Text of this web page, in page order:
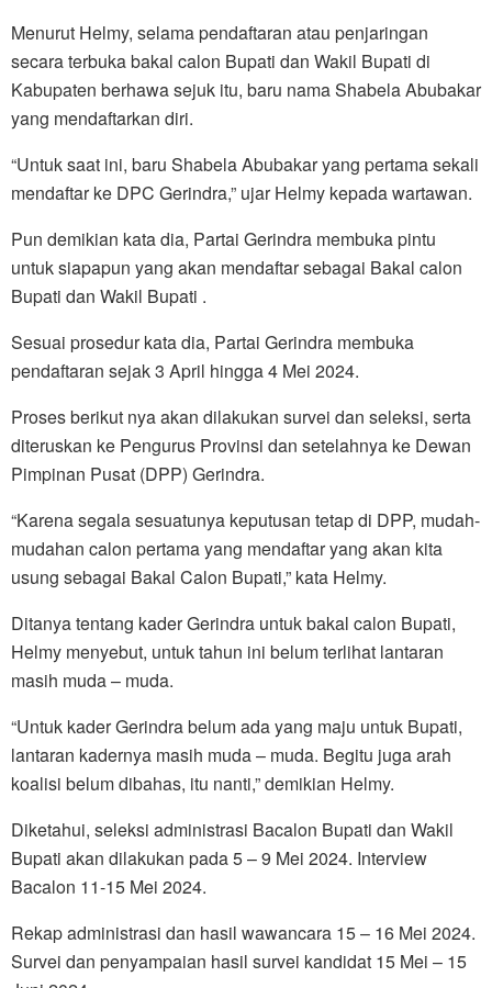
Menurut Helmy, selama pendaftaran atau penjaringan
secara terbuka bakal calon Bupati dan Wakil Bupati di
Kabupaten berhawa sejuk itu, baru nama Shabela Abubakar
yang mendaftarkan diri.
“Untuk saat ini, baru Shabela Abubakar yang pertama sekali
mendaftar ke DPC Gerindra,” ujar Helmy kepada wartawan.
Pun demikian kata dia, Partai Gerindra membuka pintu
untuk siapapun yang akan mendaftar sebagai Bakal calon
Bupati dan Wakil Bupati .
Sesuai prosedur kata dia, Partai Gerindra membuka
pendaftaran sejak 3 April hingga 4 Mei 2024.
Proses berikut nya akan dilakukan survei dan seleksi, serta
diteruskan ke Pengurus Provinsi dan setelahnya ke Dewan
Pimpinan Pusat (DPP) Gerindra.
“Karena segala sesuatunya keputusan tetap di DPP, mudah-
mudahan calon pertama yang mendaftar yang akan kita
usung sebagai Bakal Calon Bupati,” kata Helmy.
Ditanya tentang kader Gerindra untuk bakal calon Bupati,
Helmy menyebut, untuk tahun ini belum terlihat lantaran
masih muda – muda.
“Untuk kader Gerindra belum ada yang maju untuk Bupati,
lantaran kadernya masih muda – muda. Begitu juga arah
koalisi belum dibahas, itu nanti,” demikian Helmy.
Diketahui, seleksi administrasi Bacalon Bupati dan Wakil
Bupati akan dilakukan pada 5 – 9 Mei 2024. Interview
Bacalon 11-15 Mei 2024.
Rekap administrasi dan hasil wawancara 15 – 16 Mei 2024.
Survei dan penyampaian hasil survei kandidat 15 Mei – 15